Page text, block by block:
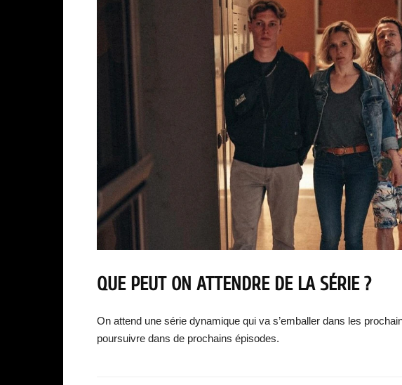
QUE PEUT ON ATTENDRE DE LA SÉRIE ?
On attend une série dynamique qui va s’emballer dans les
poursuivre dans de prochains épisodes.